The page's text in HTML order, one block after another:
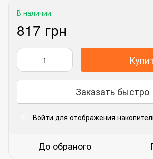
В наличии
817 грн
Заказать быстро
Войти для отображения
До обраного